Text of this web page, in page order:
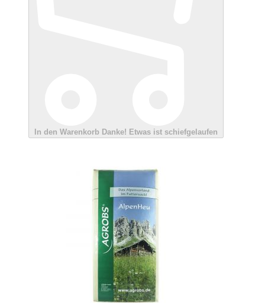
In den Warenkorb Danke! Etwas ist schiefgelaufen